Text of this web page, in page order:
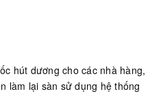
hút dương cho các nhà hàng,
làm lại sàn sử dụng hệ thống